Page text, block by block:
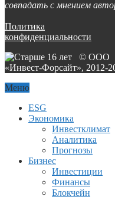
совпадать с мнением
Политика
конфиденциальности
© ООО
«Инвест-Форсайт», 2012-
Меню
ESG
Экономика
Инвестклимат
Аналитика
Прогнозы
Бизнес
Инвестиции
Финансы
Блокчейн